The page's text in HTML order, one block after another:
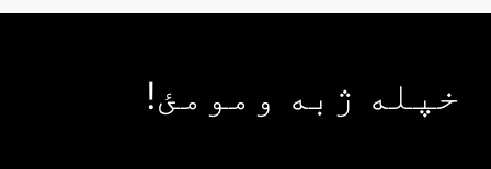
خپله ژبه ومومئ!